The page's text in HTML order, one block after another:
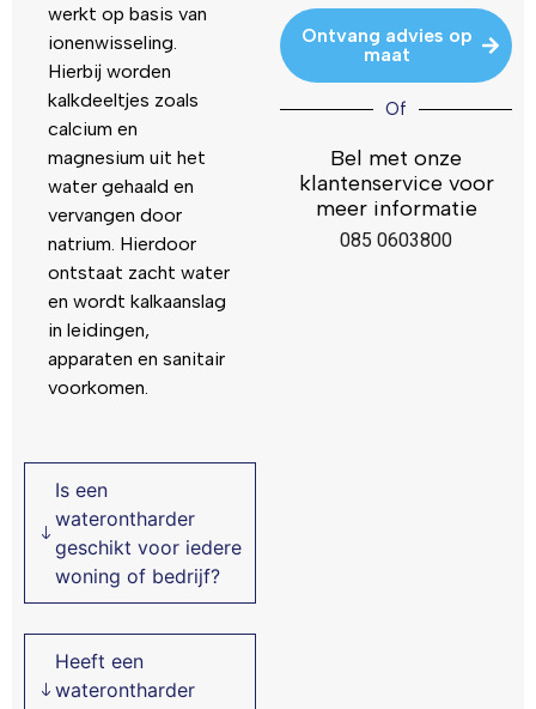
werkt op basis van
ionenwisseling.
Hierbij worden
kalkdeeltjes zoals
calcium en
magnesium uit het
water gehaald en
vervangen door
natrium. Hierdoor
ontstaat zacht water
en wordt kalkaanslag
in leidingen,
apparaten en sanitair
voorkomen.
Is een
waterontharder
geschikt voor iedere
woning of bedrijf?
Heeft een
waterontharder
Ontvang advies op
maat
Of
Bel met onze
klantenservice voor
meer informatie
085 0603800